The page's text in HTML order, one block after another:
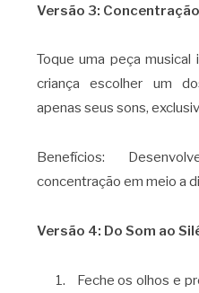
Versão 3:
Toque uma peça
criança escolher um
apenas seus sons,
Benefícios:
concentração em meio a
Versão 4: Do Som ao
Feche os olhos e